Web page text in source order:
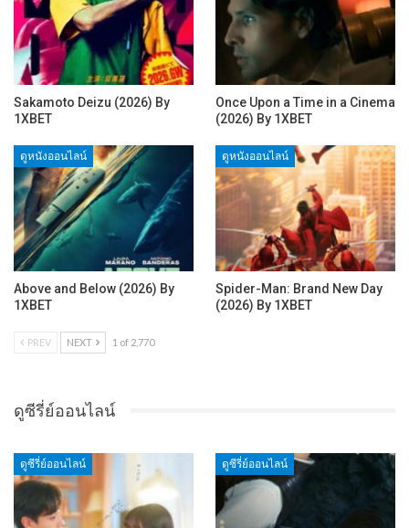
Sakamoto Deizu (2026) By
1XBET
Once Upon a Time in a Cinema
(2026) By 1XBET
ดูหนังออนไลน์
Above and Below (2026) By
1XBET
ดูหนังออนไลน์
Spider-Man: Brand New Day
(2026) By 1XBET
PREV NEXT 1 of 2,770
ดูซีรี่ย์ออนไลน์
ดูซีรี่ย์ออนไลน์ ดูซีรี่ย์ออนไลน์